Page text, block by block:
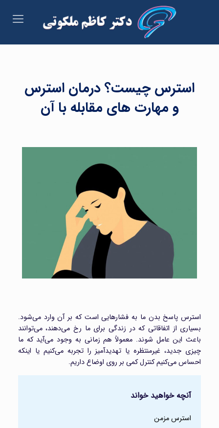
استرس چیست؟ درمان استرس
و مهارت های مقابله با آن
استرس پاسخ بدن ما به فشارهایی است که بر آن وارد می‌شود.
بسیاری از اتفاقاتی که در زندگی برای ما رخ می‌دهند، می‌توانند
باعث این عامل شوند. معمولاً هم زمانی به وجود می‌آید که ما
چیزی جدید، غیرمنتظره یا تهدیدآمیز را تجربه می‌کنیم یا اینکه
احساس می‌کنیم کنترل کمی بر روی اوضاع داریم.
آنچه خواهید خواند
استرس مزمن